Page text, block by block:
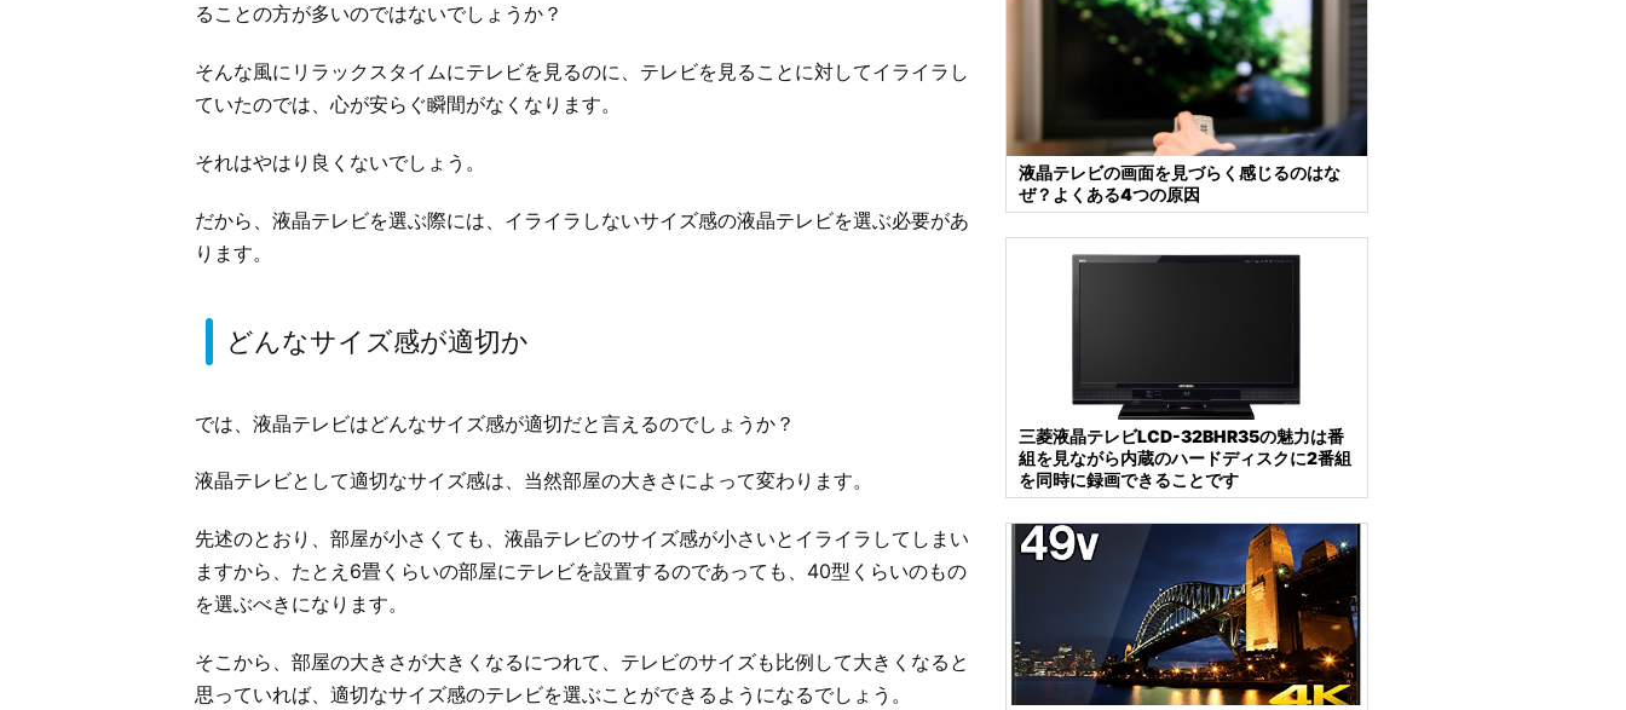
ることの方が多いのではないでしょうか？
そんな風にリラックスタイムにテレビを見るのに、テレビを見ることに対してイライラし
ていたのでは、心が安らぐ瞬間がなくなります。
それはやはり良くないでしょう。
だから、液晶テレビを選ぶ際には、イライラしないサイズ感の液晶テレビを選ぶ必要があ
ります。
どんなサイズ感が適切か
では、液晶テレビはどんなサイズ感が適切だと言えるのでしょうか？
液晶テレビとして適切なサイズ感は、当然部屋の大きさによって変わります。
先述のとおり、部屋が小さくても、液晶テレビのサイズ感が小さいとイライラしてしまい
ますから、たとえ6畳くらいの部屋にテレビを設置するのであっても、40型くらいのもの
を選ぶべきになります。
そこから、部屋の大きさが大きくなるにつれて、テレビのサイズも比例して大きくなると
思っていれば、適切なサイズ感のテレビを選ぶことができるようになるでしょう。
液晶テレビの画面を見づらく感じるのはな
ぜ？よくある4つの原因
三菱液晶テレビLCD-32BHR35の魅力は番
組を見ながら内蔵のハードディスクに2番組
を同時に録画できることです